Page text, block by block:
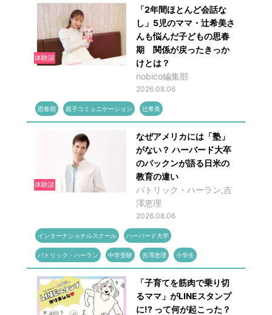
体験談
「2年間ほとんど会話な
し」5児のママ・辻希美さ
んも悩んだ子どもの思春
期 関係が戻ったきっか
けとは？
nobico編集部
2026.08.06
思春期 親子コミュニケーション 辻希美
体験談
なぜアメリカには「塾」
がない？ ハーバード大卒
のパックンが語る日米の
教育の違い
パトリック・ハーラン,吉
澤恵理
2026.08.06
インターナショナルスクール ハーバード大学
パトリック・ハーラン 中学受験 吉澤恵理 小学生
「子育てを筋肉で乗り切
るママ」がLINEスタンプ
に!? って何が起こった？